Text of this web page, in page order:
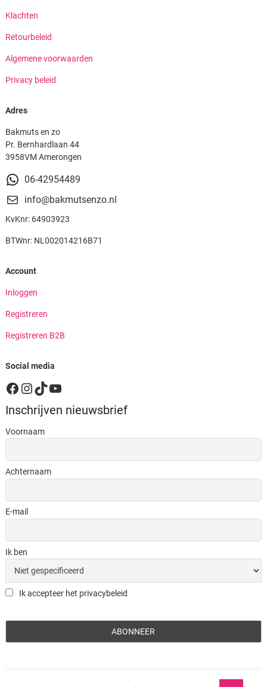
Klachten
Retourbeleid
Algemene voorwaarden
Privacy beleid
Adres
Bakmuts en zo
Pr. Bernhardlaan 44
3958VM Amerongen
06-42954489
info@bakmutsenzo.nl
KvKnr: 64903923
BTWnr: NL002014216B71
Account
Inloggen
Registreren
Registreren B2B
Social media
Facebook
Instagram
TikTok
YouTube
Inschrijven nieuwsbrief
Voornaam
Achternaam
E-mail
Ik ben
Ik accepteer het privacybeleid